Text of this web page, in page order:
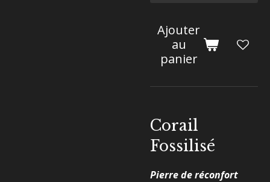
Ajouter
au
panier
Corail
Fossilisé
Pierre de réconfort